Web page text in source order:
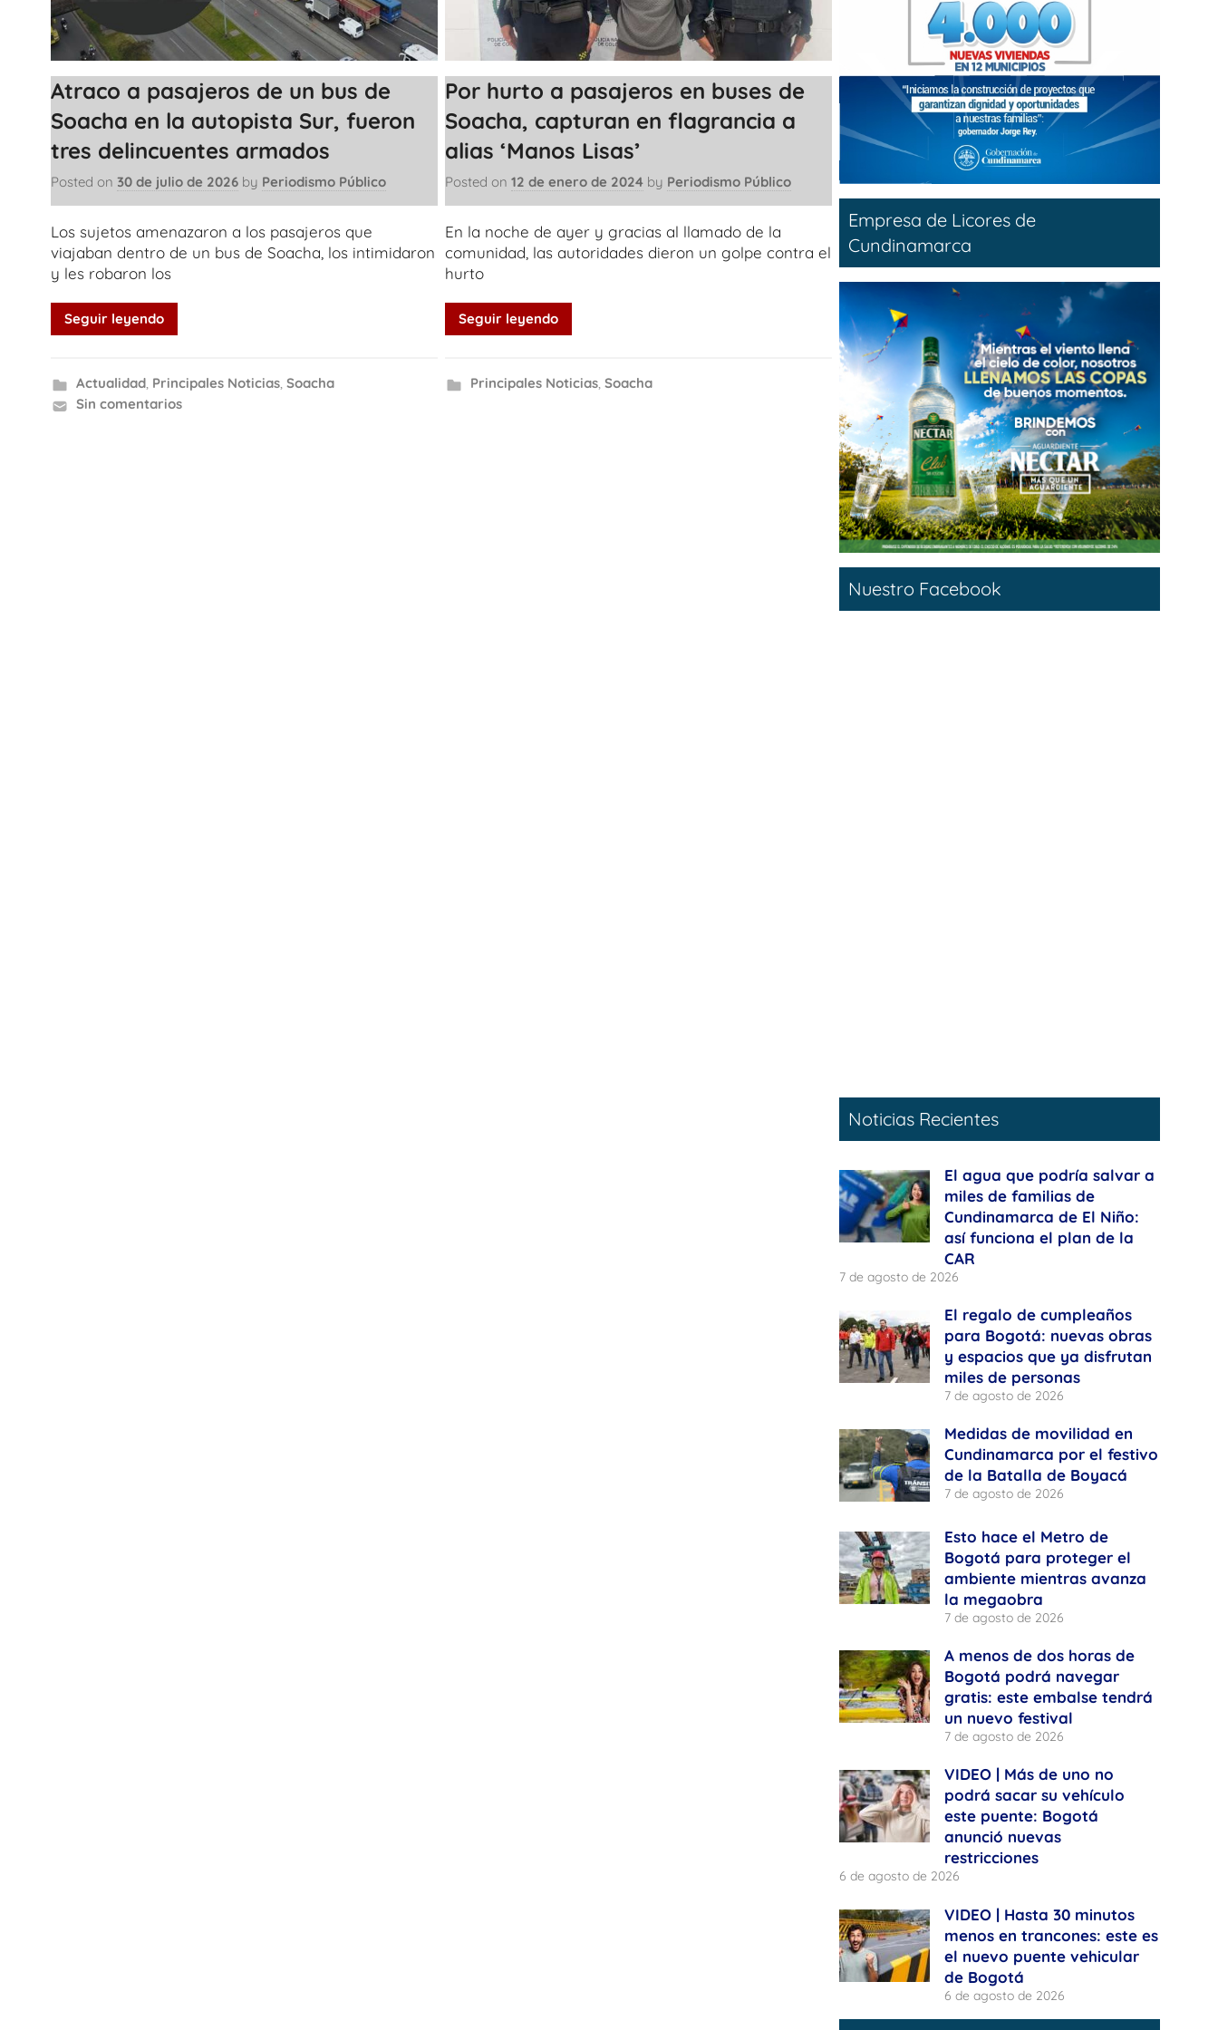
Atraco a pasajeros de un bus de
Soacha en la autopista Sur, fueron
tres delincuentes armados
Posted on 30 de julio de 2026 by Periodismo Público
Los sujetos amenazaron a los pasajeros que
viajaban dentro de un bus de Soacha, los intimidaron
y les robaron los
Seguir leyendo
Actualidad, Principales Noticias, Soacha
Sin comentarios
Por hurto a pasajeros en buses de
Soacha, capturan en flagrancia a
alias ‘Manos Lisas’
Posted on12 de enero de 2024 by Periodismo Público
En la noche de ayer y gracias al llamado de la
comunidad, las autoridades dieron un golpe contra el
hurto
Seguir leyendo
Principales Noticias, Soacha
Empresa de Licores de
Cundinamarca
Nuestro Facebook
Noticias Recientes
El agua que podría salvar a
miles de familias de
Cundinamarca de El Niño:
así funciona el plan de la
CAR
7 de agosto de 2026
El regalo de cumpleaños
para Bogotá: nuevas obras
y espacios que ya disfrutan
miles de personas
7 de agosto de 2026
Medidas de movilidad en
Cundinamarca por el festivo
de la Batalla de Boyacá
7 de agosto de 2026
Esto hace el Metro de
Bogotá para proteger el
ambiente mientras avanza
la megaobra
7 de agosto de 2026
A menos de dos horas de
Bogotá podrá navegar
gratis: este embalse tendrá
un nuevo festival
7 de agosto de 2026
VIDEO | Más de uno no
podrá sacar su vehículo
este puente: Bogotá
anunció nuevas
restricciones
6 de agosto de 2026
VIDEO | Hasta 30 minutos
menos en trancones: este es
el nuevo puente vehicular
de Bogotá
6 de agosto de 2026